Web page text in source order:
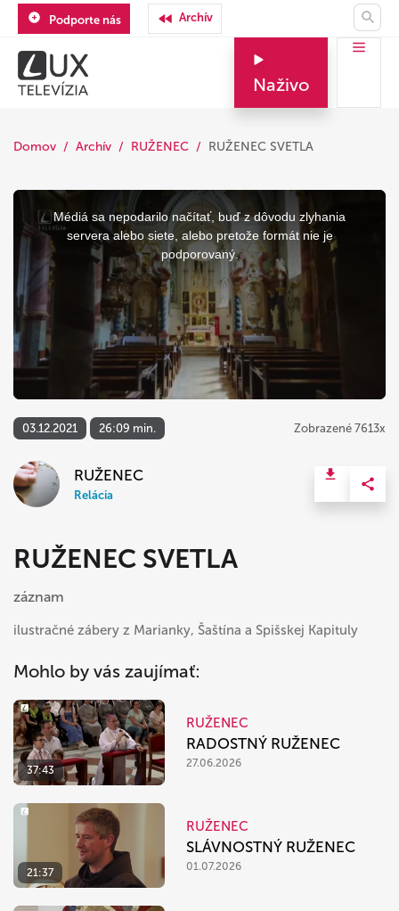
Podporte nás Archív
Naživo
Domov Archív RUŽENEC RUŽENEC SVETLA
This
window.
Médiá sa nepodarilo načítať, buď z dôvodu zlyhania
servera alebo siete, alebo pretože formát nie je
podporovaný.
03.12.2021 26:09 min. Zobrazené 7613x
RUŽENEC
Relácia
RUŽENEC SVETLA
záznam
ilustračné zábery z Marianky, Šaštína a Spišskej Kapituly
Mohlo by vás zaujímať:
37:43
RUŽENEC
RADOSTNÝ RUŽENEC
27.06.2026
21:37
RUŽENEC
SLÁVNOSTNÝ RUŽENEC
01.07.2026